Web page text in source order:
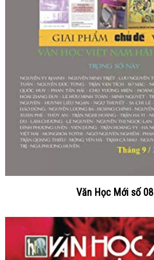
Văn Học Mới số 08